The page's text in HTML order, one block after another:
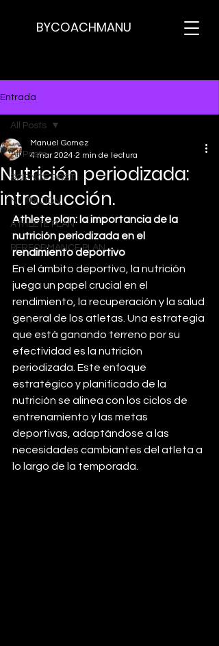
BYCOACHMANU
Entrada
All Posts
SCIENCE POST
NUTRICION
ATHLETE PLAN
PERFORMANCE PLAN
All Posts
Nutrición periodizada:
introducción.
Manuel Gomez
4 mar 2024 2 min de lectura
Athlete plan: la importancia de la
nutrición periodizada en el
rendimiento deportivo
En el ámbito deportivo, la nutrición
juega un papel crucial en el
rendimiento, la recuperación y la salud
general de los atletas. Una estrategia
que está ganando terreno por su
efectividad es la nutrición
periodizada. Este enfoque
estratégico y planificado de la
nutrición se alinea con los ciclos de
entrenamiento y las metas
deportivas, adaptándose a las
necesidades cambiantes del atleta a
lo largo de la temporada.